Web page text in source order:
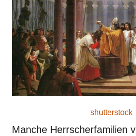
o
n
shutterstock
Manche Herrscherfamilien